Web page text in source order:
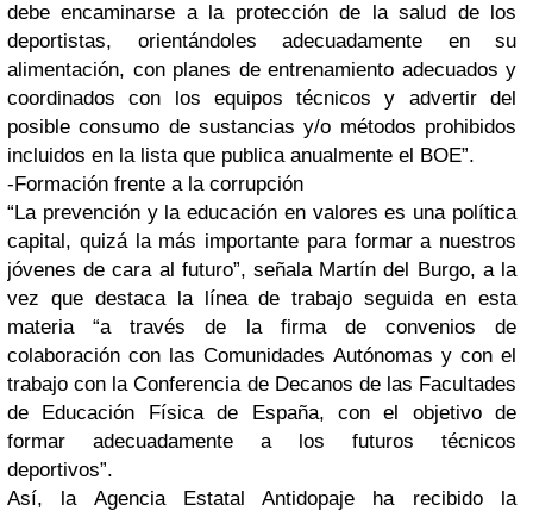
debe encaminarse a la protección de la salud de los
deportistas, orientándoles adecuadamente en su
alimentación, con planes de entrenamiento adecuados y
coordinados con los equipos técnicos y advertir del
posible consumo de sustancias y/o métodos prohibidos
incluidos en la lista que publica anualmente el BOE”.
-Formación frente a la corrupción
“La prevención y la educación en valores es una política
capital, quizá la más importante para formar a nuestros
jóvenes de cara al futuro”, señala Martín del Burgo, a la
vez que destaca la línea de trabajo seguida en esta
materia “a través de la firma de convenios de
colaboración con las Comunidades Autónomas y con el
trabajo con la Conferencia de Decanos de las Facultades
de Educación Física de España, con el objetivo de
formar adecuadamente a los futuros técnicos
deportivos”.
Así, la Agencia Estatal Antidopaje ha recibido la